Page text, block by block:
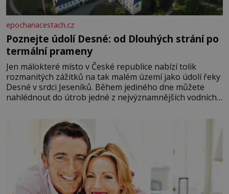
epochanacestach.cz
Poznejte údolí Desné: od Dlouhých strání po
termální prameny
Jen málokteré místo v České republice nabízí tolik
rozmanitých zážitků na tak malém území jako údolí řeky
Desné v srdci Jeseníků. Během jediného dne můžete
nahlédnout do útrob jedné z nejvýznamnějších vodních
se na koloběžce a den zakončit poznáváním památek ve
Velkých Losinách nebo v termálním